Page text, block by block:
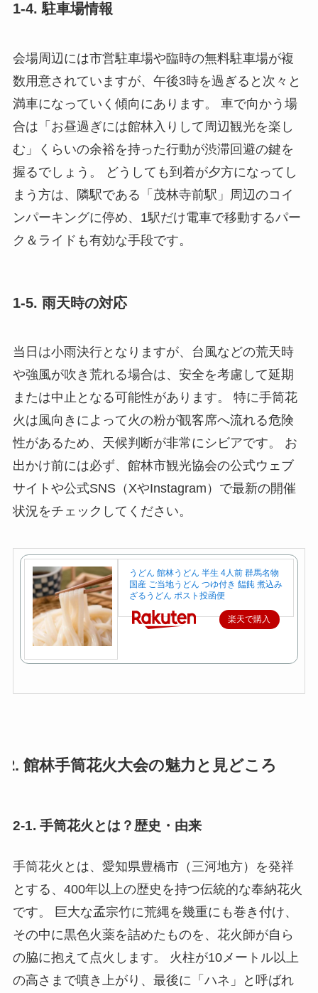
1-4. 駐車場情報
会場周辺には市営駐車場や臨時の無料駐車場が複
数用意されていますが、午後3時を過ぎると次々と
満車になっていく傾向にあります。 車で向かう場
合は「お昼過ぎには館林入りして周辺観光を楽し
む」くらいの余裕を持った行動が渋滞回避の鍵を
握るでしょう。 どうしても到着が夕方になってし
まう方は、隣駅である「茂林寺前駅」周辺のコイ
ンパーキングに停め、1駅だけ電車で移動するパー
ク＆ライドも有効な手段です。
1-5. 雨天時の対応
当日は小雨決行となりますが、台風などの荒天時
や強風が吹き荒れる場合は、安全を考慮して延期
または中止となる可能性があります。 特に手筒花
火は風向きによって火の粉が観客席へ流れる危険
性があるため、天候判断が非常にシビアです。 お
出かけ前には必ず、館林市観光協会の公式ウェブ
サイトや公式SNS（XやInstagram）で最新の開催
状況をチェックしてください。
うどん 館林うどん 半生 4人前 群馬名物
国産 ご当地うどん つゆ付き 饂飩 煮込み
ざるうどん ポスト投函便
楽天で購入
2. 館林手筒花火大会の魅力と見どころ
2-1. 手筒花火とは？歴史・由来
手筒花火とは、愛知県豊橋市（三河地方）を発祥
とする、400年以上の歴史を持つ伝統的な奉納花火
です。 巨大な孟宗竹に荒縄を幾重にも巻き付け、
その中に黒色火薬を詰めたものを、花火師が自ら
の脇に抱えて点火します。 火柱が10メートル以上
の高さまで噴き上がり、最後に「ハネ」と呼ばれ